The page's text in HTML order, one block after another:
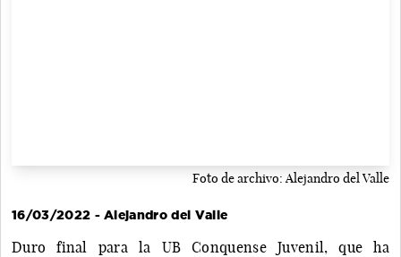
Foto de archivo: Alejandro del Valle
16/03/2022 - Alejandro del Valle
Duro final para la UB Conquense Juvenil, que ha